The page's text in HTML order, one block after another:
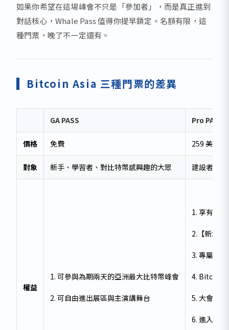
如果你希望在這場峰會不只是「參加者」，而是真正進到
對話核心，Whale Pass 值得你提早鎖定。名額有限，這
種門票，晚了不一定還有。
Bitcoin Asia 三種門票的差異
GA PASS Pro PASS
價格 免費 259 美元
對象 新手、學習者、對比特幣感興趣的大眾 建設者、
權益
1. 可參與為期兩天的亞洲最大比特幣峰會
2. 可自由進出展區與主演講舞台
1. 享有 GA
2.【新增
3. 專屬的
4. Bitcoin
5. 大會專
6. 進入 Pro